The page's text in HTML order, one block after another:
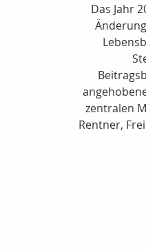
Das Jahr
zentralen
Rentner,